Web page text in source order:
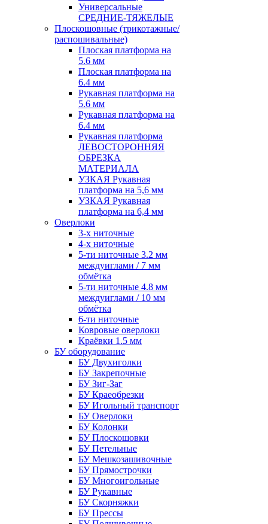
Универсальные
СРЕДНИЕ-ТЯЖЕЛЫЕ
Плоскошовные (трикотажные/
распошивальные)
Плоская платформа на
5.6 мм
Плоская платформа на
6.4 мм
Рукавная платформа на
5.6 мм
Рукавная платформа на
6.4 мм
Рукавная платформа
ЛЕВОСТОРОННЯЯ
ОБРЕЗКА
МАТЕРИАЛА
УЗКАЯ Рукавная
платформа на 5,6 мм
УЗКАЯ Рукавная
платформа на 6,4 мм
Оверлоки
3-х ниточные
4-х ниточные
5-ти ниточные 3.2 мм
междуиглами / 7 мм
обмётка
5-ти ниточные 4.8 мм
междуиглами / 10 мм
обмётка
6-ти ниточные
Ковровые оверлоки
Краёвки 1.5 мм
БУ оборудование
БУ Двухиголки
БУ Закрепочные
БУ Зиг-Заг
БУ Краеобрезки
БУ Игольный транспорт
БУ Оверлоки
БУ Колонки
БУ Плоскошовки
БУ Петельные
БУ Мешкозашивочные
БУ Прямострочки
БУ Многоигольные
БУ Рукавные
БУ Скорняжки
БУ Прессы